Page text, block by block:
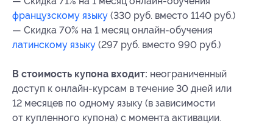
французскому языку (330 руб. вместо 1140 руб.)
— Скидка 70% на 1 месяц онлайн-обучения
латинскому языку (297 руб. вместо 990 руб.)
В стоимость купона входит: неограниченный
доступ к онлайн-курсам в течение 30 дней или
12 месяцев по одному языку (в зависимости
от купленного купона) с момента активации.